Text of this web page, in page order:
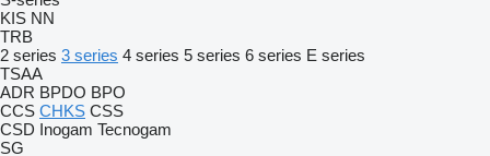
KIS NN
TRB
2 series 3 series 4 series 5 series 6 series E series
TSAA
ADR BPDO BPO
CCS CHKS CSS
CSD Inogam Tecnogam
SG